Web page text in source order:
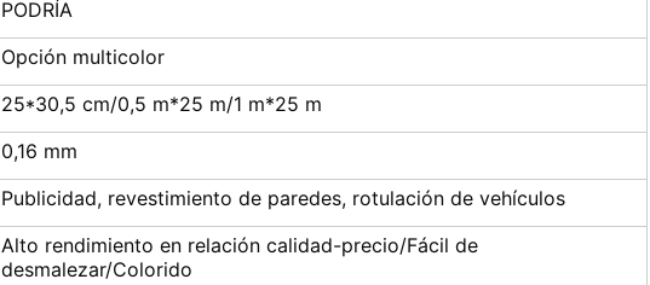
PODRÍA
Opción multicolor
25*30,5 cm/0,5 m*25 m/1 m*25 m
0,16 mm
Publicidad, revestimiento de paredes, rotulación de vehículos
Alto rendimiento en relación calidad-precio/Fácil de
desmalezar/Colorido